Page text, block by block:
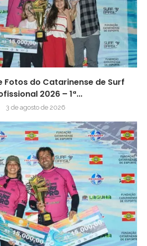
Fotos do Catarinense de Surf
2026 – 1ª...
3 de agosto de 2026